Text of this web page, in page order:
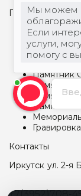
Памятники и
Арки и
Бетонные
Памятник
Памятник
Памятник
Памятник
Памятник
Контакты
Иркутск ул. 2-я
Мы можем
Если
услуги,
помогу с